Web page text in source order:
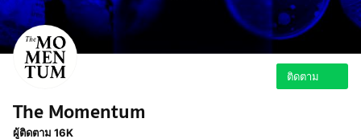
ติดตาม
The Momentum
ผู้ติดตาม 16K